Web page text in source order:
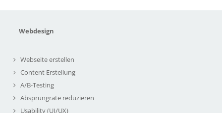
Webdesign
Webseite erstellen
Content Erstellung
A/B-Testing
Absprungrate reduzieren
Usability (UI/UX)